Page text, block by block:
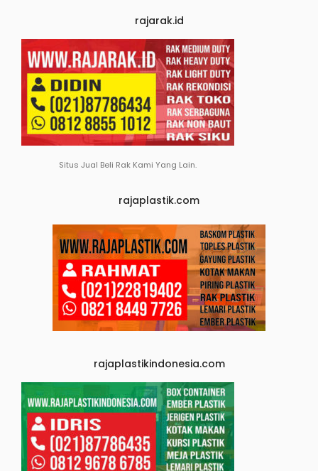
rajarak.id
Situs Jual Beli Rak Kami Yang Lain.
rajaplastik.com
rajaplastikindonesia.com